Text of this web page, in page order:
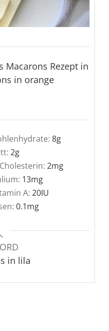
Macarons Rezept in
in orange
8g
2g
2mg
13mg
A: 20IU
0.1mg
in lila